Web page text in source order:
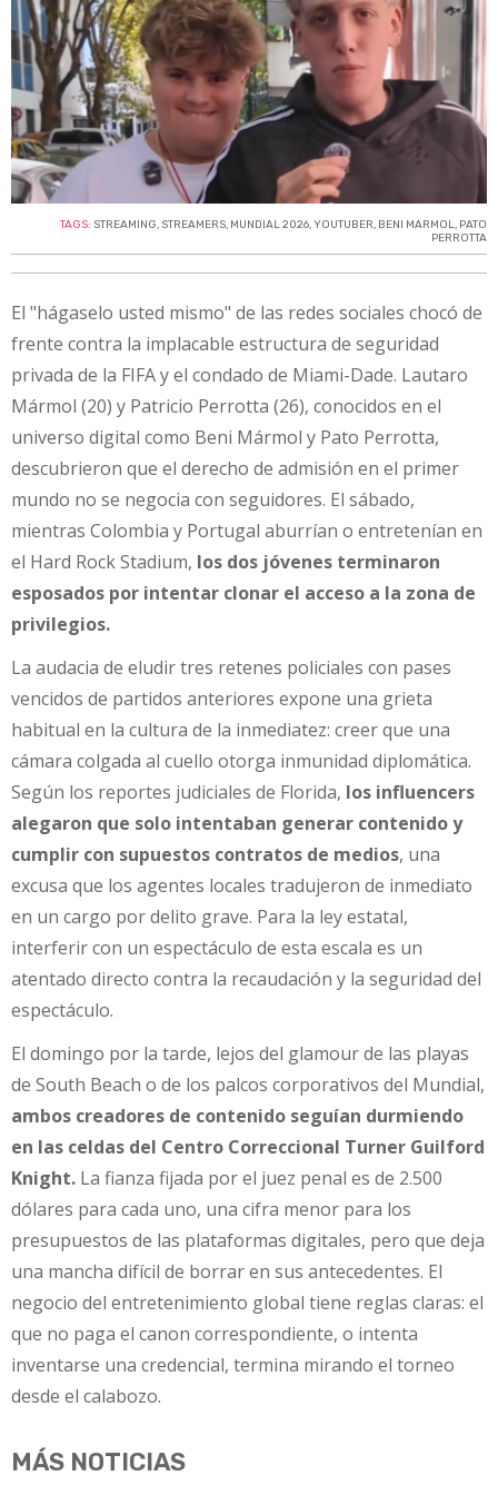
TAGS: STREAMING, STREAMERS, MUNDIAL 2026,YOUTUBER, BENI MARMOL, PATO
PERROTTA
El "hágaselo usted mismo" de las redes sociales chocó de
frente contra la implacable estructura de seguridad
privada de la FIFA y el condado de Miami-Dade. Lautaro
Mármol (20) y Patricio Perrotta (26), conocidos en el
universo digital como Beni Mármol y Pato Perrotta,
descubrieron que el derecho de admisión en el primer
mundo no se negocia con seguidores. El sábado,
mientras Colombia y Portugal aburrían o entretenían en
el Hard Rock Stadium, los dos jóvenes terminaron
esposados por intentar clonar el acceso a la zona de
privilegios.
La audacia de eludir tres retenes policiales con pases
vencidos de partidos anteriores expone una grieta
habitual en la cultura de la inmediatez: creer que una
cámara colgada al cuello otorga inmunidad diplomática.
Según los reportes judiciales de Florida, los influencers
alegaron que solo intentaban generar contenido y
cumplir con supuestos contratos de medios, una
excusa que los agentes locales tradujeron de inmediato
en un cargo por delito grave. Para la ley estatal,
interferir con un espectáculo de esta escala es un
atentado directo contra la recaudación y la seguridad del
espectáculo.
El domingo por la tarde, lejos del glamour de las playas
de South Beach o de los palcos corporativos del Mundial,
ambos creadores de contenido seguían durmiendo
en las celdas del Centro Correccional Turner Guilford
Knight. La fianza fijada por el juez penal es de 2.500
dólares para cada uno, una cifra menor para los
presupuestos de las plataformas digitales, pero que deja
una mancha difícil de borrar en sus antecedentes. El
negocio del entretenimiento global tiene reglas claras: el
que no paga el canon correspondiente, o intenta
inventarse una credencial, termina mirando el torneo
desde el calabozo.
MÁS NOTICIAS